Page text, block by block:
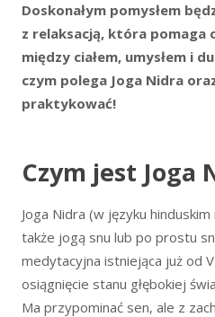
Doskonałym pomysłem
z relaksacją, która pomaga
między ciałem, umysłem i
czym polega Joga Nidra
praktykować!
Czym jest Joga
Joga Nidra (w języku
także jogą snu lub po prostu
medytacyjna istniejąca już od
osiągnięcie stanu głębokiej
Ma przypominać sen, ale z